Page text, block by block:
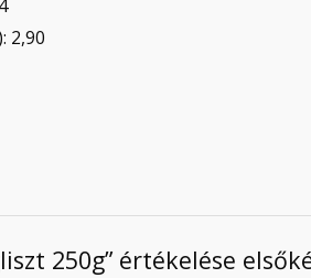
2,90
250g” értékelése